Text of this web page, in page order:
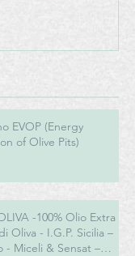
EVOP (Energy
of Olive Pits)
-100% Olio Extra
Oliva - I.G.P. Sicilia –
- Miceli & Sensat –